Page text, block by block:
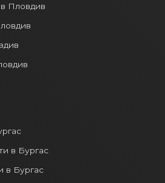
Пловдив
в Бургас
в Бургас